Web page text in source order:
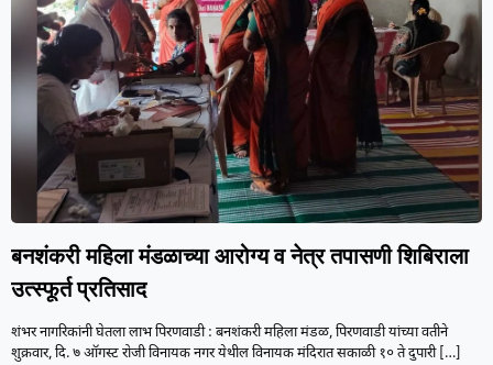
बनशंकरी महिला मंडळाच्या आरोग्य व नेत्र तपासणी शिबिराला
उत्स्फूर्त प्रतिसाद
शंभर नागरिकांनी घेतला लाभ पिरणवाडी : बनशंकरी महिला मंडळ, पिरणवाडी यांच्या वतीने
शुक्रवार, दि. ७ ऑगस्ट रोजी विनायक नगर येथील विनायक मंदिरात सकाळी १० ते दुपारी[…]